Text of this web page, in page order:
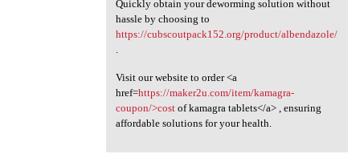
Quickly obtain your deworming solution without
hassle by choosing to
https://cubscoutpack152.org/product/albendazole/
Visit our website to order <a
href=https://maker2u.com/item/kamagra-
coupon/>costof kamagra tablets</a> , ensuring
affordable solutions for your health.